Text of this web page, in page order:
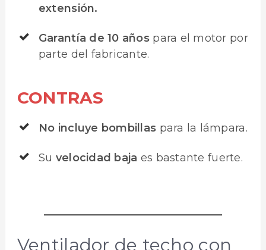
extensión.
Garantía de 10 años para el motor por
parte del fabricante.
CONTRAS
No incluye bombillas para la lámpara.
Su velocidad baja es bastante fuerte.
Ventilador de techo con